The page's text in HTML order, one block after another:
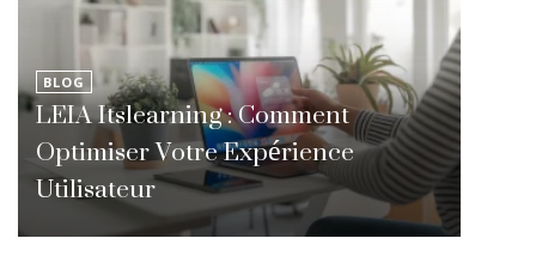
BLOG
LEIA Itslearning : Comment
Optimiser Votre Expérience
Utilisateur